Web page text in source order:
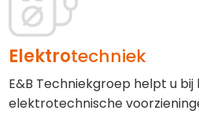
Elektrotechniek
E&B Techniekgroep helpt u
elektrotechnische